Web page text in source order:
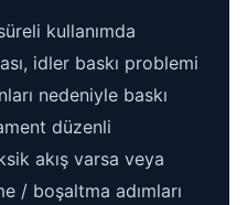
kullanımda
idler baskı problemi
nedeniyle baskı
düzenli
akış varsa veya
/ boşaltma adımları